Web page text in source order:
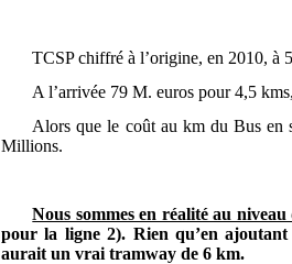
TCSP chiffré à l’origine, en 2010, à
A l’arrivée 79 M. euros pour 4,5
Alors que le coût au km du Bus en
Millions.
Nous sommes en réalité au
pour la ligne 2). Rien qu’en
aurait un vrai tramway de 6 km.